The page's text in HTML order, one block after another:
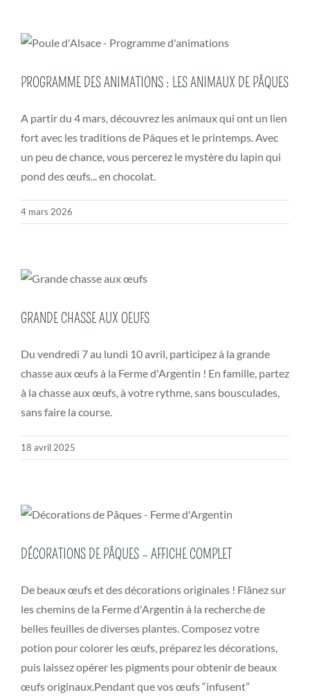
PROGRAMME DES ANIMATIONS : LES ANIMAUX DE PÂQUES
A partir du 4 mars, découvrez les animaux qui ont un lien
fort avec les traditions de Pâques et le printemps. Avec
un peu de chance, vous percerez le mystère du lapin qui
pond des œufs... en chocolat.
4 mars 2026
GRANDE CHASSE AUX OEUFS
Du vendredi 7 au lundi 10 avril, participez à la grande
chasse aux œufs à la Ferme d'Argentin ! En famille, partez
à la chasse aux œufs, à votre rythme, sans bousculades,
sans faire la course.
18 avril 2025
DÉCORATIONS DE PÂQUES – AFFICHE COMPLET
De beaux œufs et des décorations originales ! Flânez sur
les chemins de la Ferme d'Argentin à la recherche de
belles feuilles de diverses plantes. Composez votre
potion pour colorer les œufs, préparez les décorations,
puis laissez opérer les pigments pour obtenir de beaux
œufs originaux.Pendant que vos œufs “infusent”